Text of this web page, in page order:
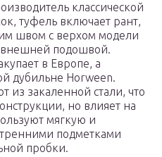
классической
туфель включает рант,
швом с верхом модели
внешней подошвой.
в Европе, а
дубильне Horween.
из закаленной стали, что
но влияет на
мягкую и
подметками
пробки.